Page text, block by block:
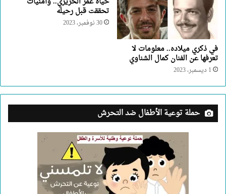
في ذكري ميلاده.. معلومات لا
تعرفها عن الفنان كمال الشناوي
1 ديسمبر، 2023
تحققت قبل رحيله
30 نوفمبر، 2023
حملة توعية الأطفال ضد التحرش